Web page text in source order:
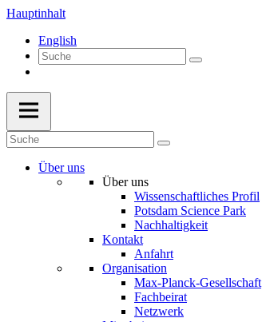
Hauptinhalt
English
Über uns
Über uns
Wissenschaftliches Profil
Potsdam Science Park
Nachhaltigkeit
Kontakt
Anfahrt
Organisation
Max-Planck-Gesellschaft
Fachbeirat
Netzwerk